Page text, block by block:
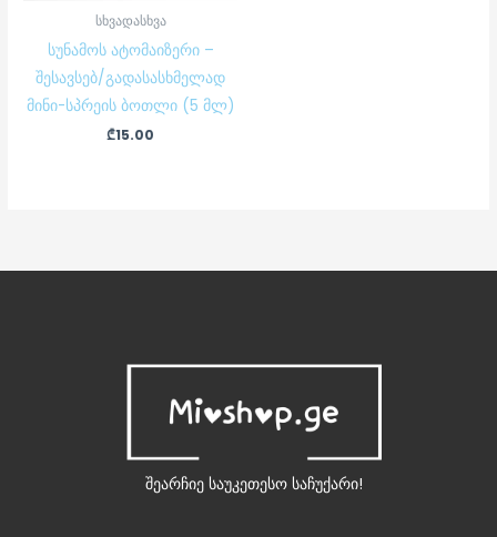
სხვადასხვა
სუნამოს ატომაიზერი –
შესავსებ/გადასასხმელად
მინი-სპრეის ბოთლი (5 მლ)
₾15.00
შეარჩიე საუკეთესო საჩუქარი!